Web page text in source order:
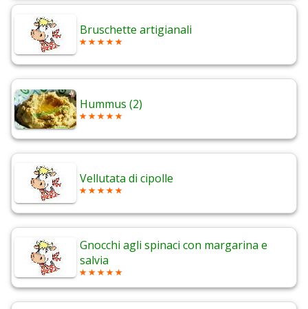
Bruschette artigianali
Hummus (2)
Vellutata di cipolle
Gnocchi agli spinaci con margarina e
salvia